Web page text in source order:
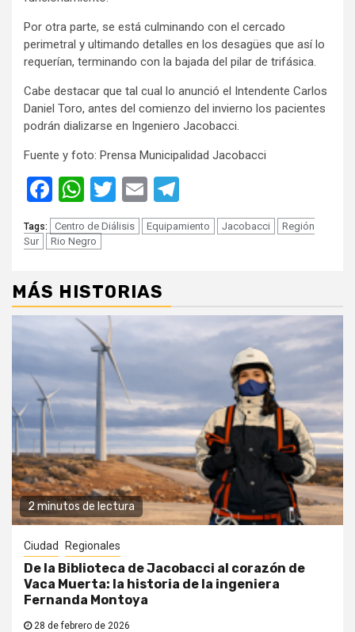
Por otra parte, se está culminando con el cercado
perimetral y ultimando detalles en los desagües que así lo
requerían, terminando con la bajada del pilar de trifásica.
Cabe destacar que tal cual lo anunció el Intendente Carlos
Daniel Toro, antes del comienzo del invierno los pacientes
podrán dializarse en Ingeniero Jacobacci.
Fuente y foto: Prensa Municipalidad Jacobacci
Facebook
WhatsApp
Twitter
Email
Tags: Centro de Diálisis Equipamiento Jacobacci
Región
Sur
Rio Negro
MÁS HISTORIAS
2 minutos de lectura
Ciudad Regionales
De la Biblioteca de Jacobacci al corazón de
Vaca Muerta: la historia de la ingeniera
Fernanda Montoya
28 de febrero de 2026